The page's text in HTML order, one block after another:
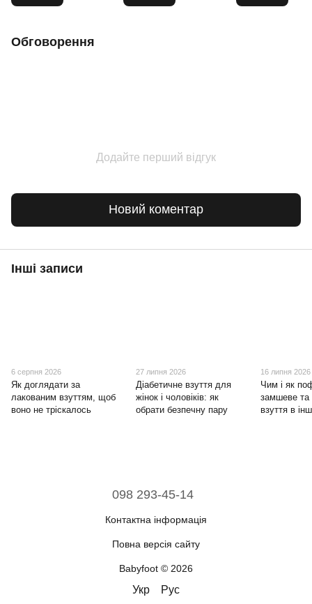
Обговорення
Додайте перший відгук
Новий коментар
Інші записи
6 серпня 2026
Як доглядати за
лакованим взуттям, щоб
воно не тріскалось
27 липня 2026
Діабетичне взуття для
жінок і чоловіків: як
обрати безпечну пару
16 липня 2026
Чим і як
замшеве та
взуття в
098 293-45-14
Контактна інформація
Повна версія сайту
Babyfoot © 2026
Укр Рус